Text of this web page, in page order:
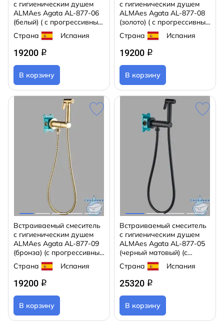
с гигиеническим душем
ALMAes Agata AL-877-06
(белый) ( с прогрессивным
смесителем)
Страна Испания
19200 q
В корзину
с гигиеническим душем
ALMAes Agata AL-877-08
(золото) ( с прогрессивным
смесителем)
Страна Испания
19200 q
В корзину
Встраиваемый смеситель
с гигиеническим душем
ALMAes Agata AL-877-09
(бронза) (с прогрессивным
смесителем)
Страна Испания
19200 q
В корзину
Встраиваемый смеситель
с гигиеническим душем
ALMAes Agata AL-877-05
(черный матовый) (с
прогрессивным
смесителем)
Страна Испания
25320 q
В корзину